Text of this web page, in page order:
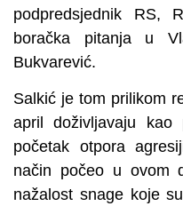
podpredsjednik RS,
boračka pitanja u
Bukvarević.
Salkić je tom prilikom
april doživljavaju
početak otpora
način počeo u ovom
nažalost snage koje